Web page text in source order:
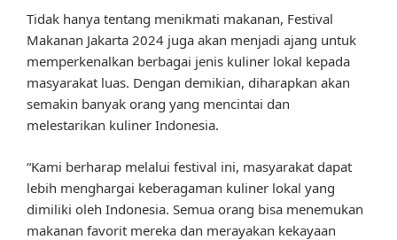
Tidak hanya tentang menikmati makanan, Festival
Makanan Jakarta 2024 juga akan menjadi ajang untuk
memperkenalkan berbagai jenis kuliner lokal kepada
masyarakat luas. Dengan demikian, diharapkan akan
semakin banyak orang yang mencintai dan
melestarikan kuliner Indonesia.
“Kami berharap melalui festival ini, masyarakat dapat
lebih menghargai keberagaman kuliner lokal yang
dimiliki oleh Indonesia. Semua orang bisa menemukan
makanan favorit mereka dan merayakan kekayaan